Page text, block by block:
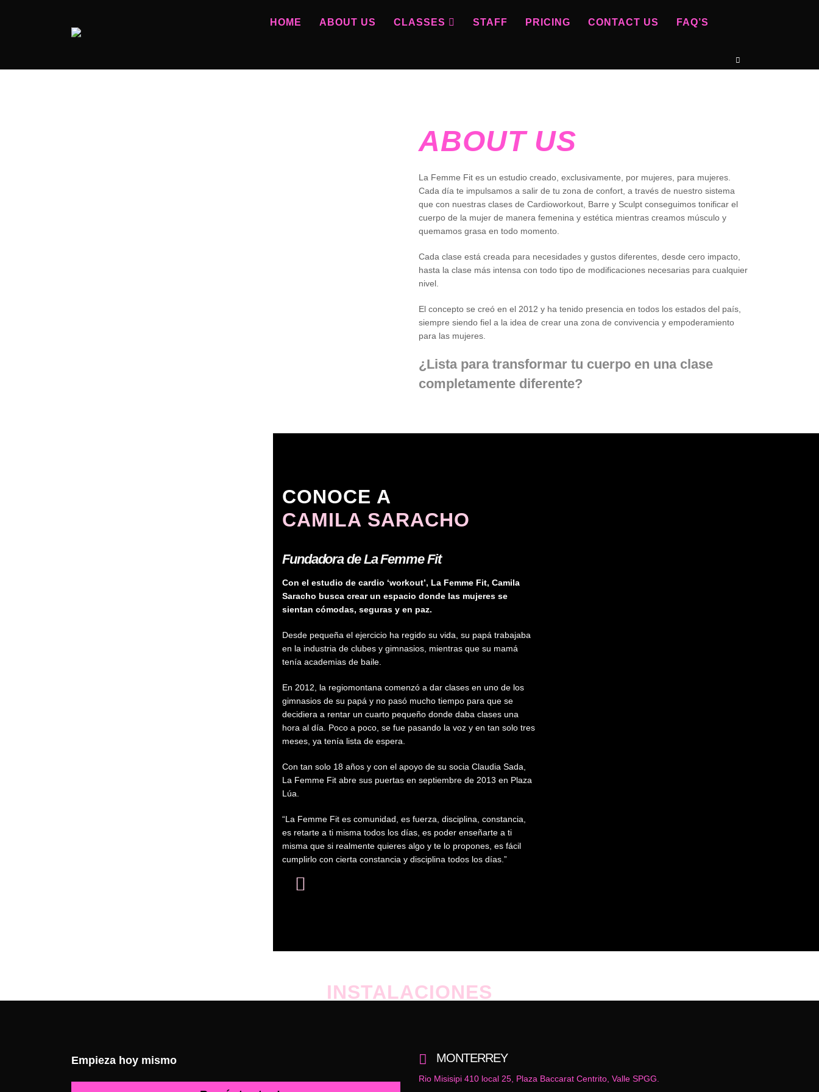
HOME ABOUT US CLASSES STAFF PRICING CONTACT US FAQ’S
ABOUT US
La Femme Fit es un estudio creado, exclusivamente, por mujeres, para mujeres.
Cada día te impulsamos a salir de tu zona de confort, a través de nuestro sistema
que con nuestras clases de Cardioworkout, Barre y Sculpt conseguimos tonificar el
cuerpo de la mujer de manera femenina y estética mientras creamos músculo y
quemamos grasa en todo momento.
Cada clase está creada para necesidades y gustos diferentes, desde cero impacto,
hasta la clase más intensa con todo tipo de modificaciones necesarias para cualquier
nivel.
El concepto se creó en el 2012 y ha tenido presencia en todos los estados del país,
siempre siendo fiel a la idea de crear una zona de convivencia y empoderamiento
para las mujeres.
¿Lista para transformar tu cuerpo en una clase
completamente diferente?
CONOCE A
CAMILA SARACHO
Fundadora de La Femme Fit
Con el estudio de cardio ‘workout’, La Femme Fit, Camila
Saracho busca crear un espacio donde las mujeres se
sientan cómodas, seguras y en paz.
Desde pequeña el ejercicio ha regido su vida, su papá trabajaba
en la industria de clubes y gimnasios, mientras que su mamá
tenía academias de baile.
En 2012, la regiomontana comenzó a dar clases en uno de los
gimnasios de su papá y no pasó mucho tiempo para que se
decidiera a rentar un cuarto pequeño donde daba clases una
hora al día. Poco a poco, se fue pasando la voz y en tan solo tres
meses, ya tenía lista de espera.
Con tan solo 18 años y con el apoyo de su socia Claudia Sada,
La Femme Fit abre sus puertas en septiembre de 2013 en Plaza
Lúa.
“La Femme Fit es comunidad, es fuerza, disciplina, constancia,
es retarte a ti misma todos los días, es poder enseñarte a ti
misma que si realmente quieres algo y te lo propones, es fácil
cumplirlo con cierta constancia y disciplina todos los días.”
INSTALACIONES
Empieza hoy mismo MONTERREY
Rio Misisipi 410 local 25, Plaza Baccarat Centrito, Valle SPGG.